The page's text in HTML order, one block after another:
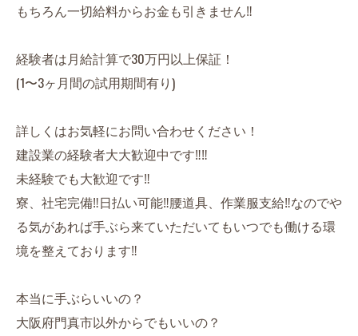
もちろん一切給料からお金も引きません‼︎
経験者は月給計算で30万円以上保証！
(1〜3ヶ月間の試用期間有り)
詳しくはお気軽にお問い合わせください！
建設業の経験者大大歓迎中です‼︎‼︎
未経験でも大歓迎です‼︎
寮、社宅完備‼︎日払い可能‼︎腰道具、作業服支給‼︎なのでや
る気があれば手ぶら来ていただいてもいつでも働ける環
境を整えております‼︎
本当に手ぶらいいの？
大阪府門真市以外からでもいいの？